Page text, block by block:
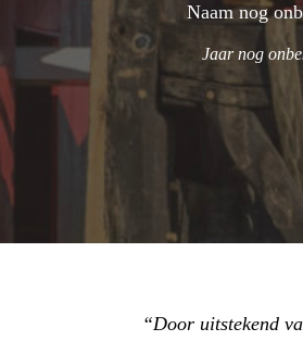
Naam nog
Jaar nog
Door uitstekend